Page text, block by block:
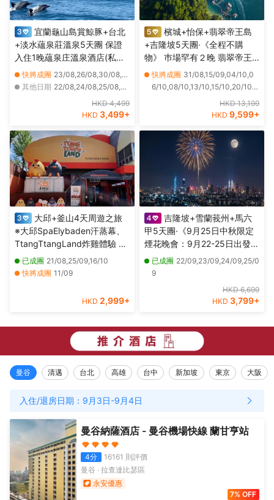
宜蘭龜山島賞鯨豚+台北
+淡水蘊泉莊溫泉5天團 保證
入住1晚蘊泉庄溫泉酒店(私人
溫泉客房)、幾米廣場、羅東夜
市、羅東林業文化園區、蘭陽
快將成團 23/08,26/08,30/08,02/09,07/09,09/09,15/09,16/09,20/09,23/09,30/09,04/10,18/10,20/10,26/10
其他日期 22/08,24/08,25/08,27/08,28/08,29/08,31/08,01/09,03/09,04/09,05/09,06/09,08/09,10/09,11/09,12/09,13/09,14/09,17/09,18/09
HKD 4,499
HKD 3,499+
檳城+怡保+翡翠帝王島
+吉隆坡5天團·《全程不購
物》 巿場罕有２晚 翡翠帝王
島 Garden Villa 包 SPA 、吉
隆坡五星級巿中心EQ酒店 包
家山頂夜景餐廳享用晚餐＋新
派肉骨茶+果木煙燻甘榜雞
快將成團 31/08,15/09,04/10,0
6/10,08/10,13/10,15/10,20/10,2
2/10,27/10,29/10,03/11,05/11,1
0/11,12/11,17/11,26/11,29/11,03/1
HKD 13,199
HKD 9,599+
大邱+釜山4天周遊之旅
※大邱SpaElybaden汗蒸幕、
TtangTtangLand炸雞體驗 ※
釜山海月天空步道+青沙浦紅
白燈塔、海雲台海岸列車體
已成團 21/08,25/09,16/10
快將成團 11/09
HKD 2,999+
吉隆坡+雪蘭莪州+馬六
甲5天團·《9月25日中秋限定
煙花晚會：9月22-25日出發》
【永安獨家】全新夜景山頂餐
廳，欣賞中秋煙花晚會、瓜拉
淚】及螢火蟲)、適耕莊【欣賞
已成團 22/09,23/09,24/09,25/0
9
HKD 6,699
HKD 3,799+
曼谷 清邁 台北 高雄 台中 新加坡 東京 大阪
入住/退房日期： 9月3日-9月4日
曼谷納薩酒店 - 曼谷機場快線 蘭甘亨站
4分 16161 則評價
曼谷 · 拉查達比瑟區
永安優惠
7% OFF